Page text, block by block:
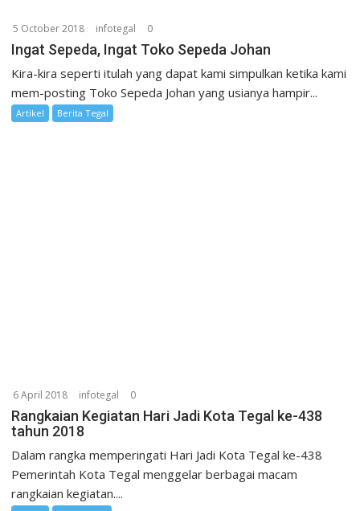
5 October 2018 infotegal 0
Ingat Sepeda, Ingat Toko Sepeda Johan
Kira-kira seperti itulah yang dapat kami simpulkan ketika kami
mem-posting Toko Sepeda Johan yang usianya hampir...
Artikel Berita Tegal
6 April 2018 infotegal 0
Rangkaian Kegiatan Hari Jadi Kota Tegal ke-438
tahun 2018
Dalam rangka memperingati Hari Jadi Kota Tegal ke-438
Pemerintah Kota Tegal menggelar berbagai macam
rangkaian kegiatan....